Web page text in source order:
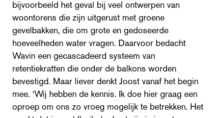
bijvoorbeeld het geval bij veel ontwerpen van
woontorens die zijn uitgerust met groene
gevelbakken, die om grote en gedoseerde
hoeveelheden water vragen. Daarvoor bedacht
Wavin een gecascadeerd systeem van
retentiekratten die onder de balkons worden
bevestigd. Maar liever denkt Joost vanaf het begin
mee. ‘Wij hebben de kennis. Ik doe hier graag een
oproep om ons zo vroeg mogelijk te betrekken. Het